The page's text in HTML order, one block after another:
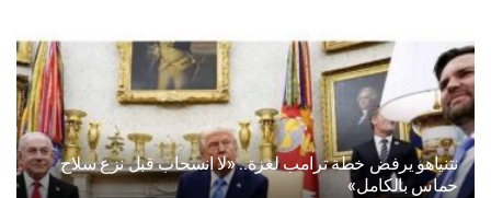
نتنياهو يرفض خطة ترامب لغزة.. «لا انسحاب قبل نزع سلاح
حماس بالكامل»